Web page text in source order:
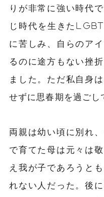
りが非常に強い時代
じ時代を生きた
に苦しみ、自らのア
るのに途方もない挫
ました。ただ私自身
せずに思春期を過ごし
両親は幼い頃に別れ
で育てた母は元々は
え我が子であろうと
れない人だった。後